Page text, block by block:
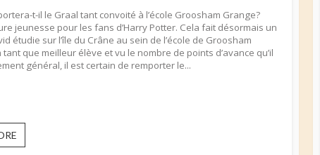
t-il le Graal tant convoité à l’école Groosham Grange?
jeunesse pour les fans d’Harry Potter. Cela fait désormais un
étudie sur l’île du Crâne au sein de l’école de Groosham
tant que meilleur élève et vu le nombre de points d’avance qu’il
général, il est certain de remporter le...
DU